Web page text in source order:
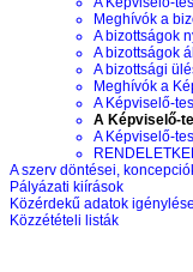
Meghívók a
A bizottságok
A bizottságok
A bizottsági
Meghívók a
A Képviselő-
A Képviselő-
A Képviselő-
A szerv döntései,
Pályázati kiírások
Közérdekű adatok
Közzétételi listák